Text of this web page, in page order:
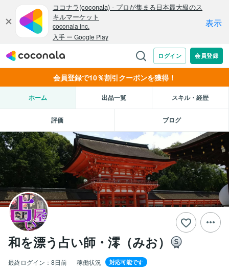
会員登録で10％割引クーポンを獲得！
ホーム 出品一覧 スキル・経歴
評価 ブログ
和を漂う占い師・澪（みお）
最終ログイン： 8日前 稼働状況 対応可能です